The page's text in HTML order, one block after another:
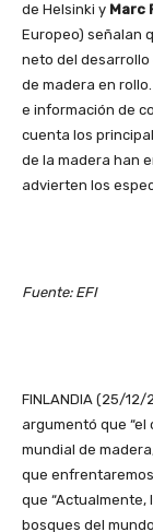
de Helsinki y Marc
Europeo) señalan
neto del
de madera en
e información de
cuenta los
de la madera han
advierten los
Fuente: EFI
FINLANDIA (25/
argumentó que
mundial de
que
que “Actualmente,
bosques del